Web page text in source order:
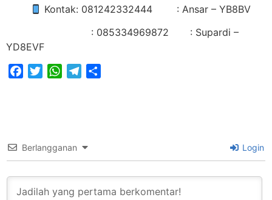
Kontak: 081242332444 : Ansar – YB8BV
: 085334969872 : Supardi –
YD8EVF
FacebookTwitterWhatsAppTelegram
Berlangganan Login